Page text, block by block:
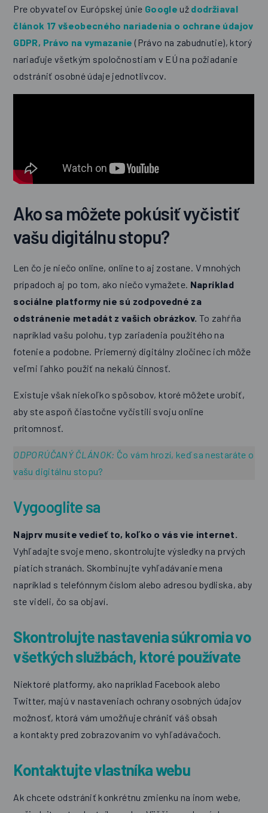
Pre obyvateľov Európskej únie Google už dodržiaval
článok 17 všeobecného nariadenia o ochrane údajov
GDPR, Právo na vymazanie (Právo na zabudnutie), ktorý
nariaďuje všetkým spoločnostiam v EÚ na požiadanie
odstrániť osobné údaje jednotlivcov.
Ako sa môžete pokúsiť vyčistiť
vašu digitálnu stopu?
Len čo je niečo online, online to aj zostane. V mnohých
prípadoch aj po tom, ako niečo vymažete. Napríklad
sociálne platformy nie sú zodpovedné za
odstránenie metadát z vašich obrázkov. To zahŕňa
napríklad vašu polohu, typ zariadenia použitého na
fotenie a podobne. Priemerný digitálny zločinec ich môže
veľmi ľahko použiť na nekalú činnosť.
Existuje však niekoľko spôsobov, ktoré môžete urobiť,
aby ste aspoň čiastočne vyčistili svoju online
prítomnosť.
ODPORÚČANÝ ČLÁNOK: Čo vám hrozí, keď sa nestaráte o
vašu digitálnu stopu?
Vygooglite sa
Najprv musíte vedieť to, koľko o vás vie internet.
Vyhľadajte svoje meno, skontrolujte výsledky na prvých
piatich stranách. Skombinujte vyhľadávanie mena
napríklad s telefónnym číslom alebo adresou bydliska, aby
ste videli, čo sa objaví.
Skontrolujte nastavenia súkromia vo
všetkých službách, ktoré používate
Niektoré platformy, ako napríklad Facebook alebo
Twitter, majú v nastaveniach ochrany osobných údajov
možnosť, ktorá vám umožňuje chrániť váš obsah
a kontakty pred zobrazovaním vo vyhľadávačoch.
Kontaktujte vlastníka webu
Ak chcete odstrániť konkrétnu zmienku na inom webe,